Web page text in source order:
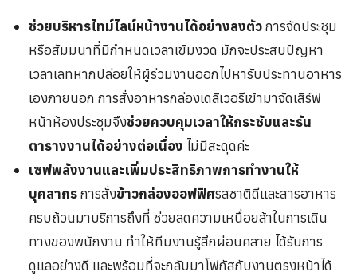
ช่วยบริหารไทม์ไลน์หน้างานได้อย่างลงตัวการจัดประชุม
หรือสัมมนาที่มีกำหนดเวลาเข้มงวด มักจะประสบปัญหา
เวลาเลทหากปล่อยให้ผู้ร่วมงานออกไปหารับประทานอาหาร
เองภายนอก การสั่งอาหารกล่องเดลิเวอรีเข้ามาจัดเสิร์ฟ
หน้าห้องประชุมจึงช่วยควบคุมเวลาให้กระชับและรัน
ตารางงานได้อย่างต่อเนื่อง ไม่มีสะดุดค่ะ
เซฟพลังงานและเพิ่มประสิทธิภาพการทำงานให้
บุคลากรการสั่งข้าวกล่องออฟฟิศรสชาติดีและสารอาหาร
ครบถ้วนมาบริการถึงที่ ช่วยลดความเหนื่อยล้าในการเดิน
ทางของพนักงาน ทำให้ทีมงานรู้สึกผ่อนคลาย ได้รับการ
ดูแลอย่างดี และพร้อมที่จะกลับมาโฟกัสกับงานตรงหน้าได้